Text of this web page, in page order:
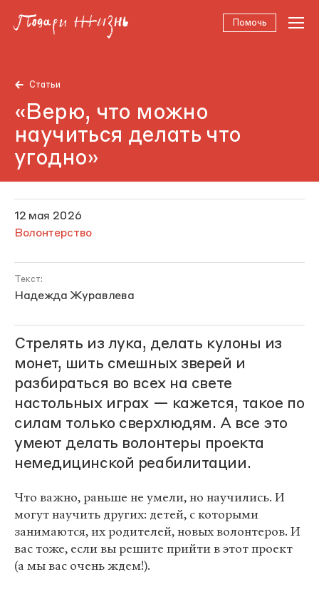
Помочь
Статьи
«Верю, что можно
научиться делать что
угодно»
12 мая 2026
Волонтерство
Текст:
Надежда Журавлева
Стрелять из лука, делать кулоны из
монет, шить смешных зверей и
разбираться во всех на свете
настольных играх — кажется, такое по
силам только сверхлюдям. А все это
умеют делать волонтеры проекта
немедицинской реабилитации.
Что важно, раньше не умели, но научились. И
могут научить других: детей, с которыми
занимаются, их родителей, новых волонтеров. И
вас тоже, если вы решите прийти в этот проект
(а мы вас очень ждем!).